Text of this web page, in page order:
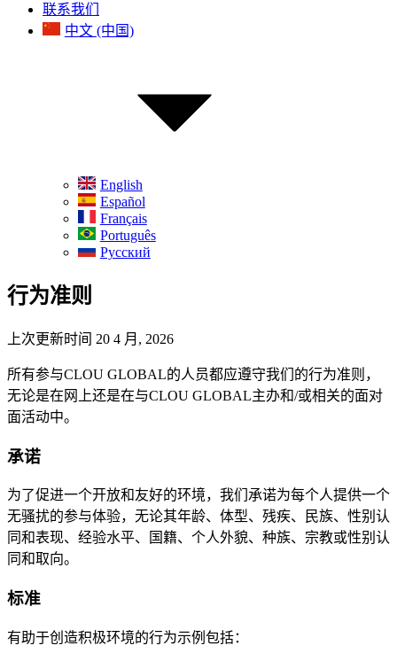
联系我们
中文 (中国)
English
Español
Français
Português
Русский
行为准则
上次更新时间 20 4 月, 2026
所有参与CLOU GLOBAL的人员都应遵守我们的行为准则，
无论是在网上还是在与CLOU GLOBAL主办和/或相关的面对
面活动中。
承诺
为了促进一个开放和友好的环境，我们承诺为每个人提供一个
无骚扰的参与体验，无论其年龄、体型、残疾、民族、性别认
同和表现、经验水平、国籍、个人外貌、种族、宗教或性别认
同和取向。
标准
有助于创造积极环境的行为示例包括：